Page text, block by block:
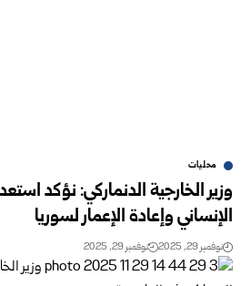
محليات
وزير الخارجية الدنماركي: نؤكد
الإنساني وإعادة الإعمار لسوريا
نوفمبر 29, 2025 نوفمبر 29, 2025